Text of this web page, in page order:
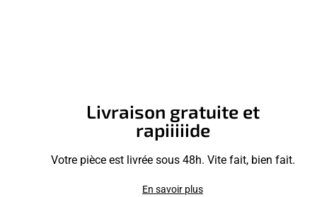
Livraison gratuite et
rapiiiiide
Votre pièce est livrée sous 48h. Vite fait, bien fait.
En savoir plus